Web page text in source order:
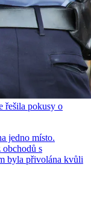
řešila pokusy o
jedno místo.
s
byla přivolána kvůli